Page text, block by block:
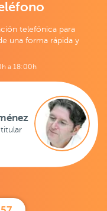
telefónica para
una forma rápida y
a 18:00h